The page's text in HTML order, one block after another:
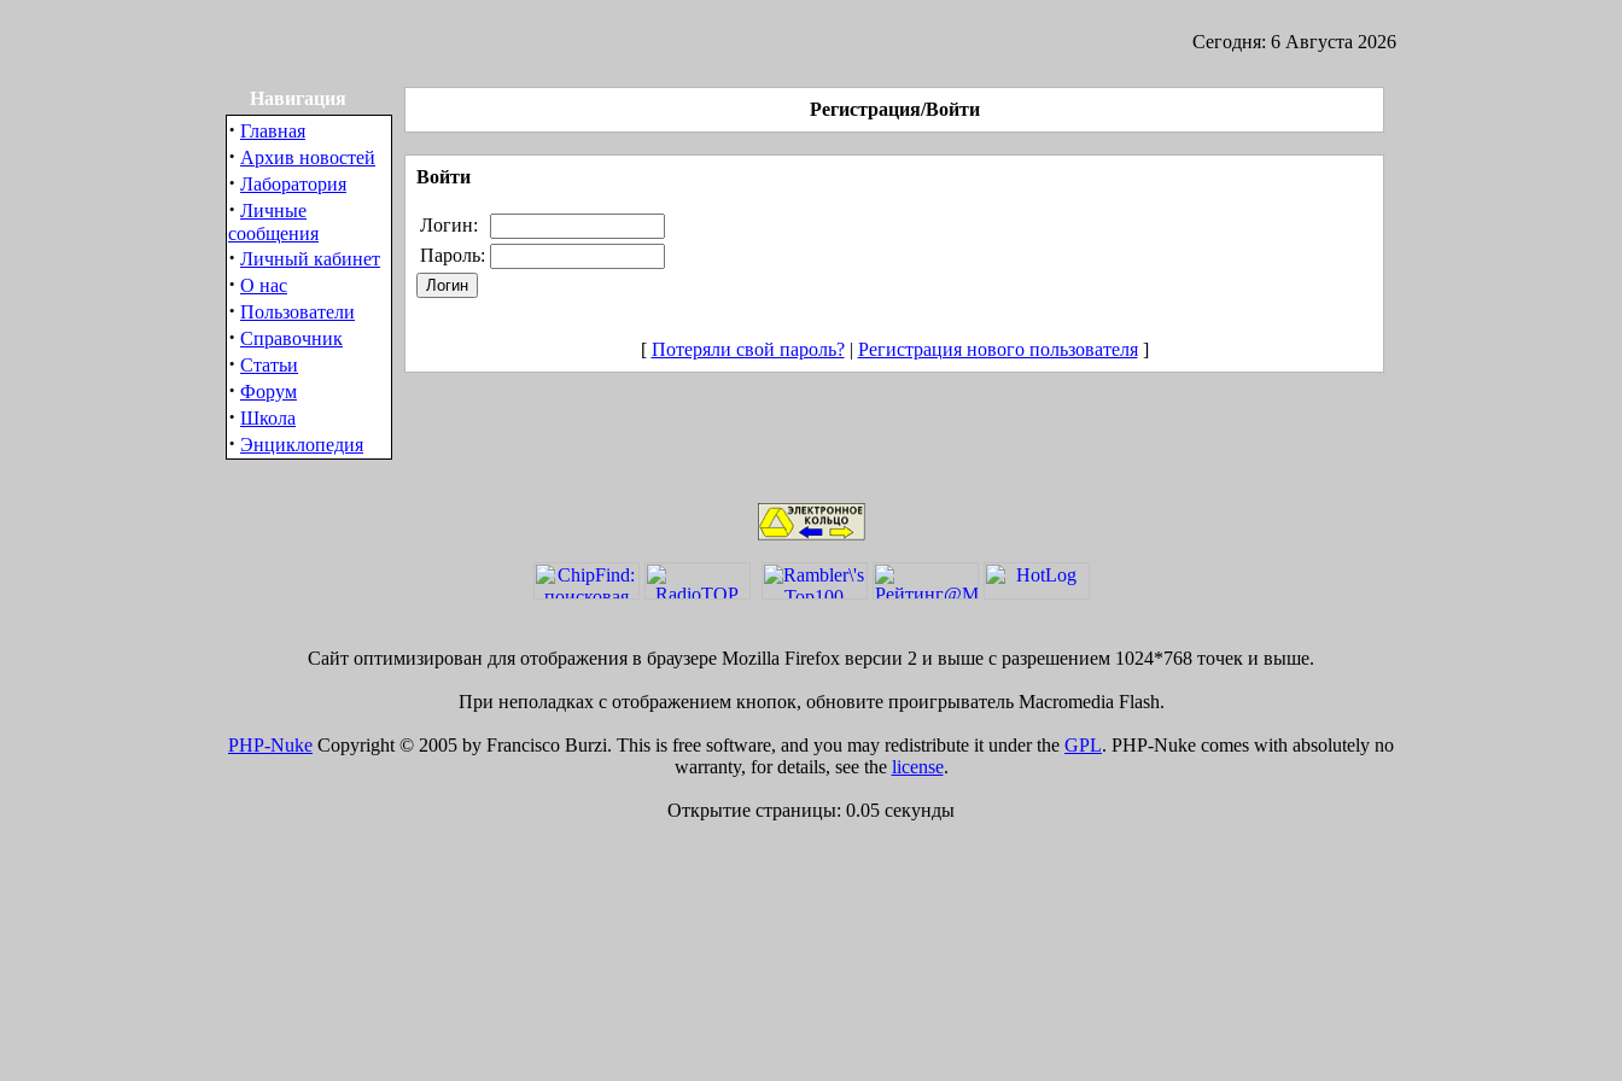
Сегодня: 6 Августа 2026
Навигация
· Главная
· Архив новостей
· Лаборатория
· Личные
сообщения
· Личный кабинет
· О нас
· Пользователи
· Справочник
· Статьи
· Форум
· Школа
· Энциклопедия
Регистрация/Войти
Войти
Логин:
Пароль:
[ Потеряли свой пароль?| Регистрация нового пользователя]
Сайт оптимизирован для отображения в браузере Mozilla Firefox версии 2 и выше с разрешением 1024*768 точек и выше.
При неполадках с отображением кнопок, обновите проигрыватель Macromedia Flash.
PHP-Nuke Copyright © 2005 by Francisco Burzi. This is free software, and you may redistribute it under the GPL. PHP-Nuke comes with absolutely no
warranty, for details, see the license.
Открытие страницы: 0.05 секунды